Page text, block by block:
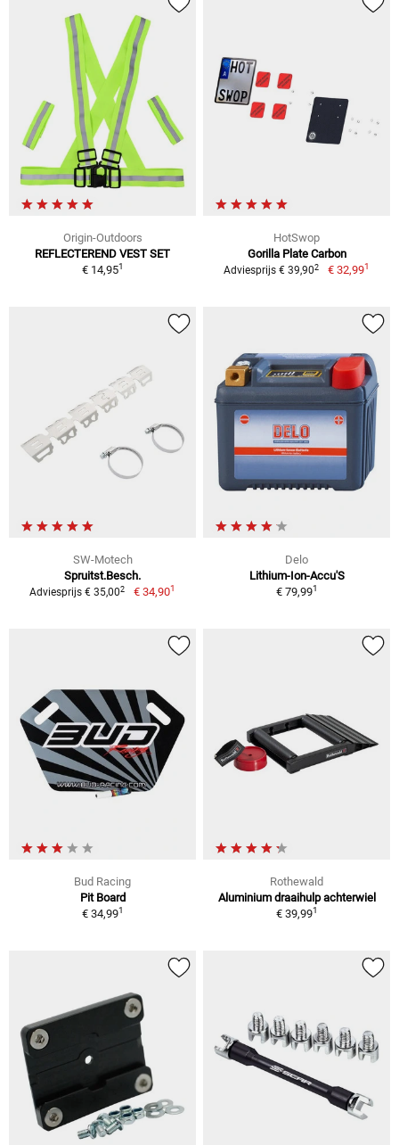
Origin-Outdoors
REFLECTEREND VEST SET
€ 14,951
HotSwop
Gorilla Plate Carbon
Adviesprijs € 39,902 € 32,991
SW-Motech
Spruitst.Besch.
Adviesprijs € 35,002 € 34,901
Delo
Lithium-Ion-Accu'S
€ 79,991
Bud Racing
Pit Board
€ 34,991
Rothewald
Aluminium draaihulp achterwiel
€ 39,991